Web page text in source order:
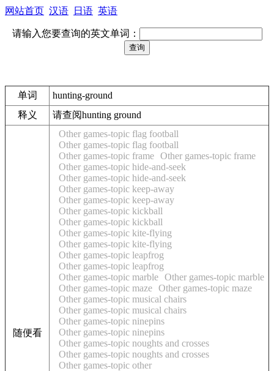
网站首页 汉语 日语 英语
请输入您要查询的英文单词：
单词
hunting-ground
释义
请查阅hunting ground
随便看
Other games-topic flag football
Other games-topic flag football
Other games-topic frame Other games-topic frame
Other games-topic hide-and-seek
Other games-topic hide-and-seek
Other games-topic keep-away
Other games-topic keep-away
Other games-topic kickball
Other games-topic kickball
Other games-topic kite-flying
Other games-topic kite-flying
Other games-topic leapfrog
Other games-topic leapfrog
Other games-topic marble Other games-topic marble
Other games-topic maze Other games-topic maze
Other games-topic musical chairs
Other games-topic musical chairs
Other games-topic ninepins
Other games-topic ninepins
Other games-topic noughts and crosses
Other games-topic noughts and crosses
Other games-topic other